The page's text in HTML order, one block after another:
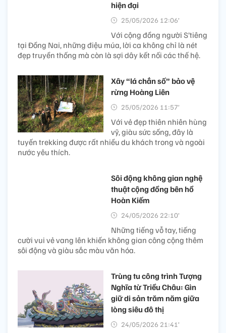
hiện đại
25/05/2026 12:06’
Với cộng đồng người S’tiêng
tại Đồng Nai, những điệu múa, lời ca không chỉ là nét
đẹp truyền thống mà còn là sợi dây kết nối các thế hệ.
Xây “lá chắn số” bảo vệ
rừng Hoàng Liên
25/05/2026 11:57’
Với vẻ đẹp thiên nhiên hùng
vỹ, giàu sức sống, đây là
tuyến trekking được rất nhiều du khách trong và ngoài
nước yêu thích.
Sôi động không gian nghệ
thuật cộng đồng bên hồ
Hoàn Kiếm
24/05/2026 22:10’
Những tiếng vỗ tay, tiếng
cười vui vẻ vang lên khiến không gian công cộng thêm
sôi động và giàu sắc màu văn hóa.
Trùng tu công trình Tượng
Nghĩa từ Triều Châu: Gìn
giữ di sản trăm năm giữa
lòng siêu đô thị
24/05/2026 21:41’